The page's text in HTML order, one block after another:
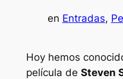
en Entradas,
Hoy hemos
película de Steven